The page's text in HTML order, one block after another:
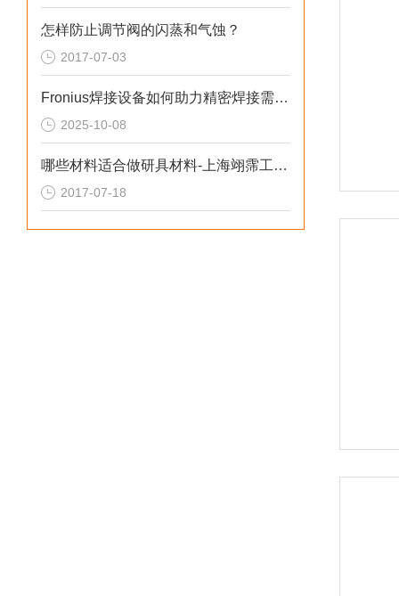
怎样防止调节阀的闪蒸和气蚀？
2017-07-03
Fronius焊接设备如何助力精密焊接需求？
2025-10-08
哪些材料适合做研具材料-上海翊霈工业控制设备有限公司阀门专家
2017-07-18